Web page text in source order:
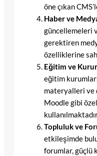
öne çıkan
Haber ve
güncellemeleri
gerektiren
özelliklerine
Eğitim ve
eğitim
materyalleri ve
Moodle gibi
Topluluk ve
etkileşimde
forumlar, güçlü